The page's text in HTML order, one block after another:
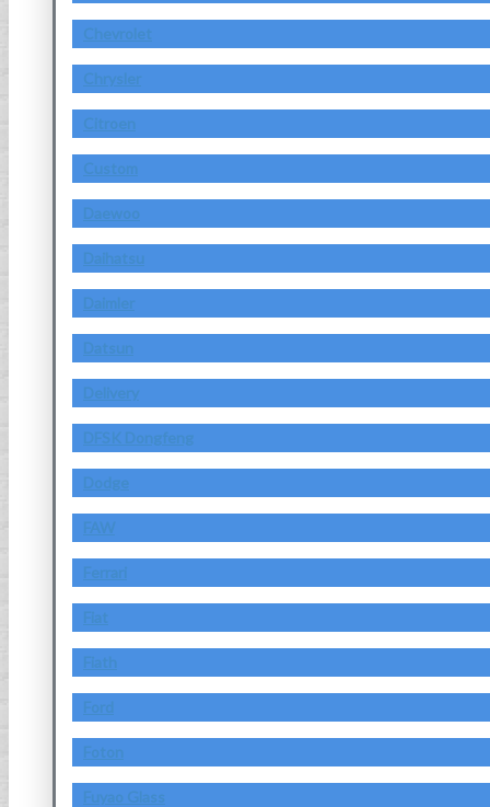
Chevrolet
Chrysler
Citroen
Custom
Daewoo
Daihatsu
Daimler
Datsun
Delivery
DFSK Dongfeng
Dodge
FAW
Ferrari
Fiat
Fiath
Ford
Foton
Fuyao Glass